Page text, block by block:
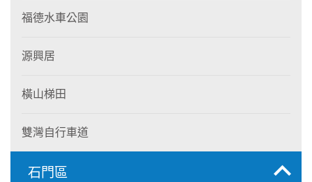
福德水車公園
源興居
橫山梯田
雙灣自行車道
石門區